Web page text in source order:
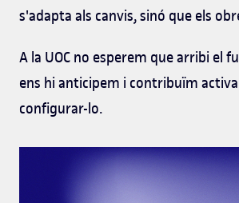
s'adapta als canvis, sinó que els
A la UOC no esperem que arribi el
ens hi anticipem i contribuïm
configurar-lo.